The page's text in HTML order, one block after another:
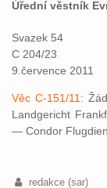
Úřední věstník
Svazek 54
C 204/23
9.července 2011
Věc C-151/11:
Landgericht
— Condor
redakce (sar)